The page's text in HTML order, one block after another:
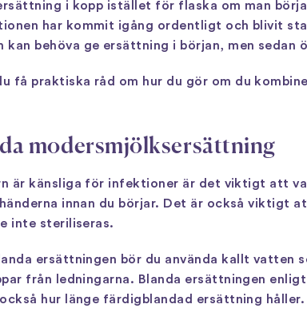
i kopp istället för flaska om man
har kommit igång ordentligt och blivit
kan behöva ge ersättning i början, men sedan
få praktiska råd om hur du gör om du
modersmjölksersättning
är känsliga för infektioner är det viktigt att
innan du börjar. Det är också viktigt
inte steriliseras.
ersättningen bör du använda kallt vatten
från ledningarna. Blanda ersättningen
hur länge färdigblandad ersättning